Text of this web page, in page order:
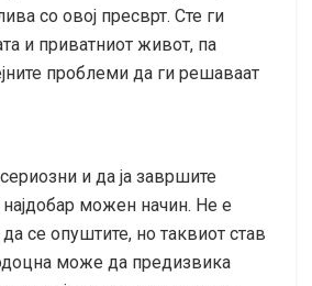
со овој пресврт. Сте ги
и приватниот живот, па
проблеми да ги решаваат
и да ја завршите
најдобар можен начин. Не е
се опуштите, но таквиот став
може да предизвика